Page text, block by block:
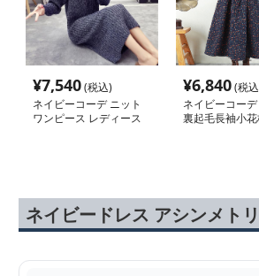
¥7,540(税込)
ネイビーコーデ ニット
ワンピース レディース
¥6,840(税
ネイビーコー
裏起毛長袖小
ネイビードレス アシンメト